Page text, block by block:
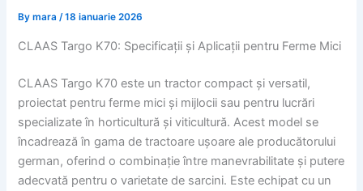
Bymara/18 ianuarie 2026
CLAAS Targo K70: Specificații și Aplicații pentru Ferme Mici
CLAAS Targo K70 este un tractor compact și versatil,
proiectat pentru ferme mici și mijlocii sau pentru lucrări
specializate în horticultură și viticultură. Acest model se
încadrează în gama de tractoare ușoare ale producătorului
german, oferind o combinație între manevrabilitate și putere
adecvată pentru o varietate de sarcini. Este echipat cu un